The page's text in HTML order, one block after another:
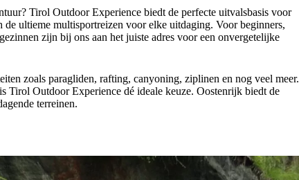
Tirol Outdoor Experience biedt de perfecte uitvalsbasis voor
ultieme multisportreizen voor elke uitdaging. Voor beginners,
zijn bij ons aan het juiste adres voor een onvergetelijke
zoals paragliden, rafting, canyoning, ziplinen en nog veel meer.
Tirol Outdoor Experience dé ideale keuze. Oostenrijk biedt de
terreinen.